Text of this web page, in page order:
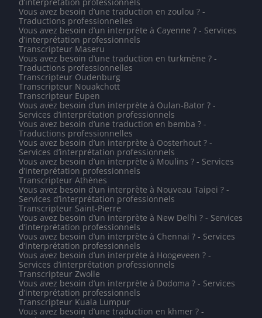
Vous avez besoin d’une traduction en zoulou ? -
Traductions professionnelles
Vous avez besoin d’un interprète à Cayenne ? - Services
d’interprétation professionnels
Transcripteur Maseru
Vous avez besoin d’une traduction en turkmène ? -
Traductions professionnelles
Transcripteur Oudenburg
Transcripteur Nouakchott
Transcripteur Eupen
Vous avez besoin d’un interprète à Oulan-Bator ? -
Services d’interprétation professionnels
Vous avez besoin d’une traduction en bemba ? -
Traductions professionnelles
Vous avez besoin d’un interprète à Oosterhout ? -
Services d’interprétation professionnels
Vous avez besoin d’un interprète à Moulins ? - Services
d’interprétation professionnels
Transcripteur Athènes
Vous avez besoin d’un interprète à Nouveau Taipei ? -
Services d’interprétation professionnels
Transcripteur Saint-Pierre
Vous avez besoin d’un interprète à New Delhi ? - Services
d’interprétation professionnels
Vous avez besoin d’un interprète à Chennai ? - Services
d’interprétation professionnels
Vous avez besoin d’un interprète à Hoogeveen ? -
Services d’interprétation professionnels
Transcripteur Zwolle
Vous avez besoin d’un interprète à Dodoma ? - Services
d’interprétation professionnels
Transcripteur Kuala Lumpur
Vous avez besoin d’une traduction en khmer ? -